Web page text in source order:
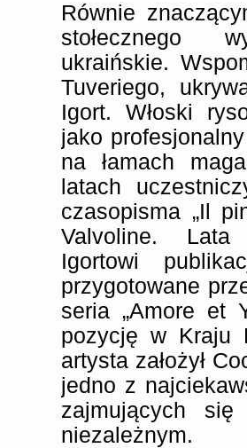
Równie
stołecznego
ukraińskie.
Tuveriego,
Igort. Włoski
jako
na łamach
latach
czasopisma „Il
Valvoline. Lata
Igortowi
przygotowane
seria „Amore et
pozycję w Kraju
artysta założył
jedno z
zajmujących się
niezależnym.